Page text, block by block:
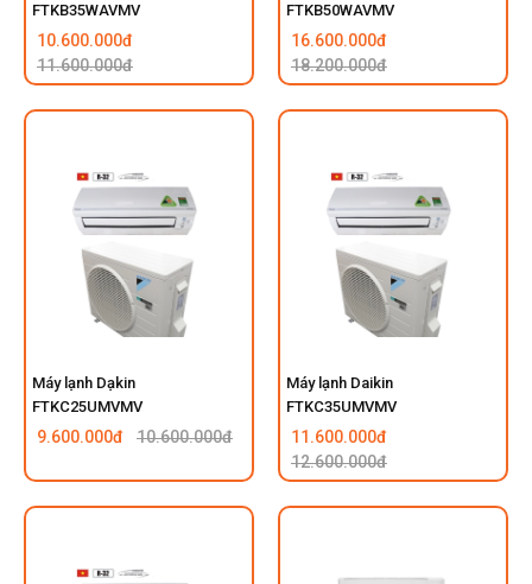
FTKB35WAVMV
10.600.000đ
11.600.000đ
FTKB50WAVMV
16.600.000đ
18.200.000đ
Máy lạnh Dạkin
FTKC25UMVMV
9.600.000đ 10.600.000đ
Máy lạnh Daikin
FTKC35UMVMV
11.600.000đ
12.600.000đ